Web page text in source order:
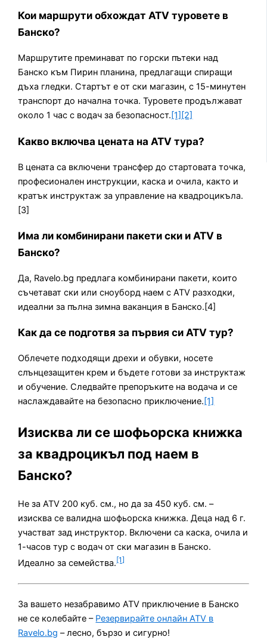
Кои маршрути обхождат ATV туровете в
Банско?
Маршрутите преминават по горски пътеки над
Банско към Пирин планина, предлагащи спиращи
дъха гледки. Стартът е от ски магазин, с 15-минутен
транспорт до начална точка. Туровете продължават
около 1 час с водач за безопасност. [1][2]
Какво включва цената на ATV тура?
В цената са включени трансфер до стартовата точка,
професионален инструкции, каска и очила, както и
кратък инструктаж за управление на квадроцикъла.
[3]
Има ли комбинирани пакети ски и ATV в
Банско?
Да, Ravelo.bg предлага комбинирани пакети, които
съчетават ски или сноуборд наем с ATV разходки,
идеални за пълна зимна ваканция в Банско.[4]
Как да се подготвя за първия си ATV тур?
Облечете подходящи дрехи и обувки, носете
слънцезащитен крем и бъдете готови за инструктаж
и обучение. Следвайте препоръките на водача и се
наслаждавайте на безопасно приключение. [1]
Изисква ли се шофьорска книжка
за квадроцикъл под наем в
Банско?
Не за ATV 200 куб. см., но да за 450 куб. см. –
изисква се валидна шофьорска книжка. Деца над 6 г.
участват зад инструктор. Включени са каска, очила и
1-часов тур с водач от ски магазин в Банско.
Идеално за семейства.[1]
За вашето незабравимо ATV приключение в Банско
не се колебайте – Резервирайте онлайн ATV в
Ravelo.bg – лесно, бързо и сигурно!